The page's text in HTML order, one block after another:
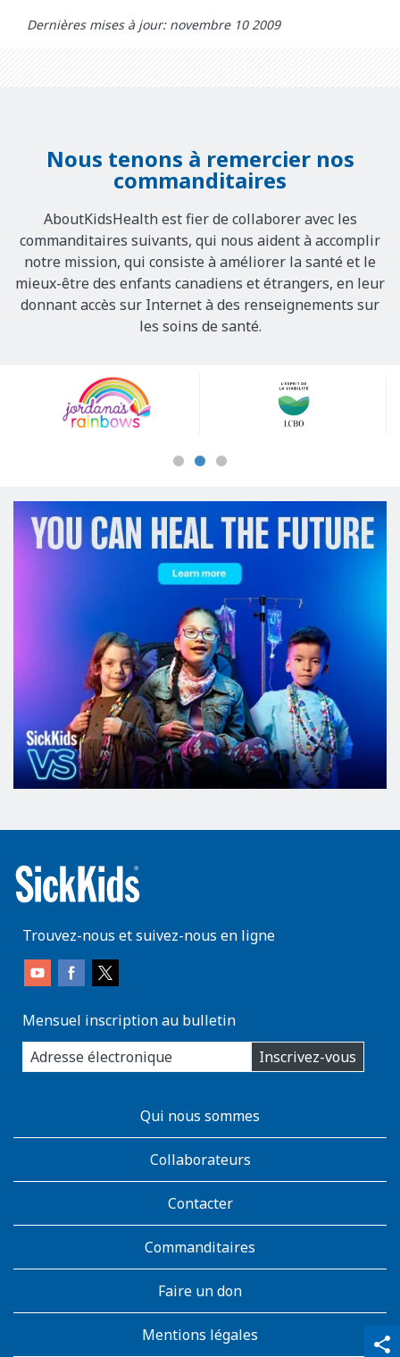
share
qr_code_scanner
content_copy
Dernières mises à jour: novembre 10 2009
Nous tenons à remercier nos
commanditaires
AboutKidsHealth est fier de collaborer avec les
commanditaires suivants, qui nous aident à accomplir
notre mission, qui consiste à améliorer la santé et le
mieux-être des enfants canadiens et étrangers, en leur
donnant accès sur Internet à des renseignements sur
les soins de santé.
Sponsors
Trouvez-nous et suivez-nous en ligne
Mensuel inscription au bulletin
enter
you
email
Inscrivez-vous
AboutKidsHealthQui nous sommes
Collaborateurs
Contacter
Commanditaires
Faire un don
Mentions légales